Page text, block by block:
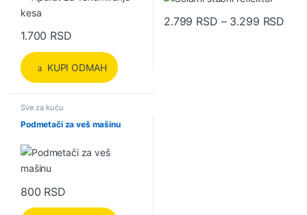
1.700 RSD
KUPI ODMAH
2.799 RSD – 3.299 RSD
Sve za kuću
Podmetači za veš mašinu
800 RSD